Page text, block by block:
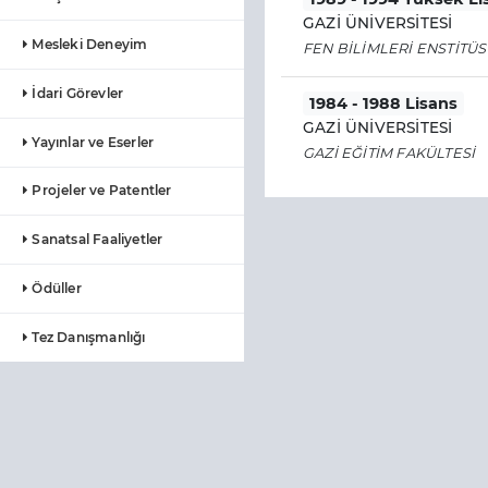
Mesleki Deneyim
İdari Görevler
Yayınlar ve Eserler
Projeler ve Patentler
Sanatsal Faaliyetler
Ödüller
Tez Danışmanlığı
GAZİ ÜNİVERSİTESİ
FEN BİLİMLERİ
1984 - 1988 Lisans
GAZİ ÜNİVERSİTESİ
GAZİ EĞİTİM FAKÜLTESİ